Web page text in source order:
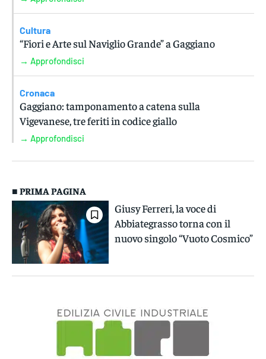
Cultura
“Fiori e Arte sul Naviglio Grande” a Gaggiano
→ Approfondisci
Cronaca
Gaggiano: tamponamento a catena sulla
Vigevanese, tre feriti in codice giallo
→ Approfondisci
■ PRIMA PAGINA
Giusy Ferreri, la voce di
Abbiategrasso torna con il
nuovo singolo “Vuoto Cosmico”